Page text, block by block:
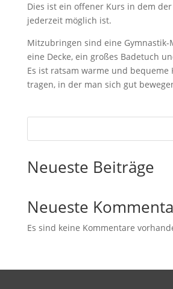
Dies ist ein offener Kurs in dem
jederzeit möglich ist.
Mitzubringen sind eine
eine Decke, ein großes Badetuch
Es ist ratsam warme und bequeme
tragen, in der man sich gut
Neueste Beiträge
Neueste
Es sind keine Kommentare